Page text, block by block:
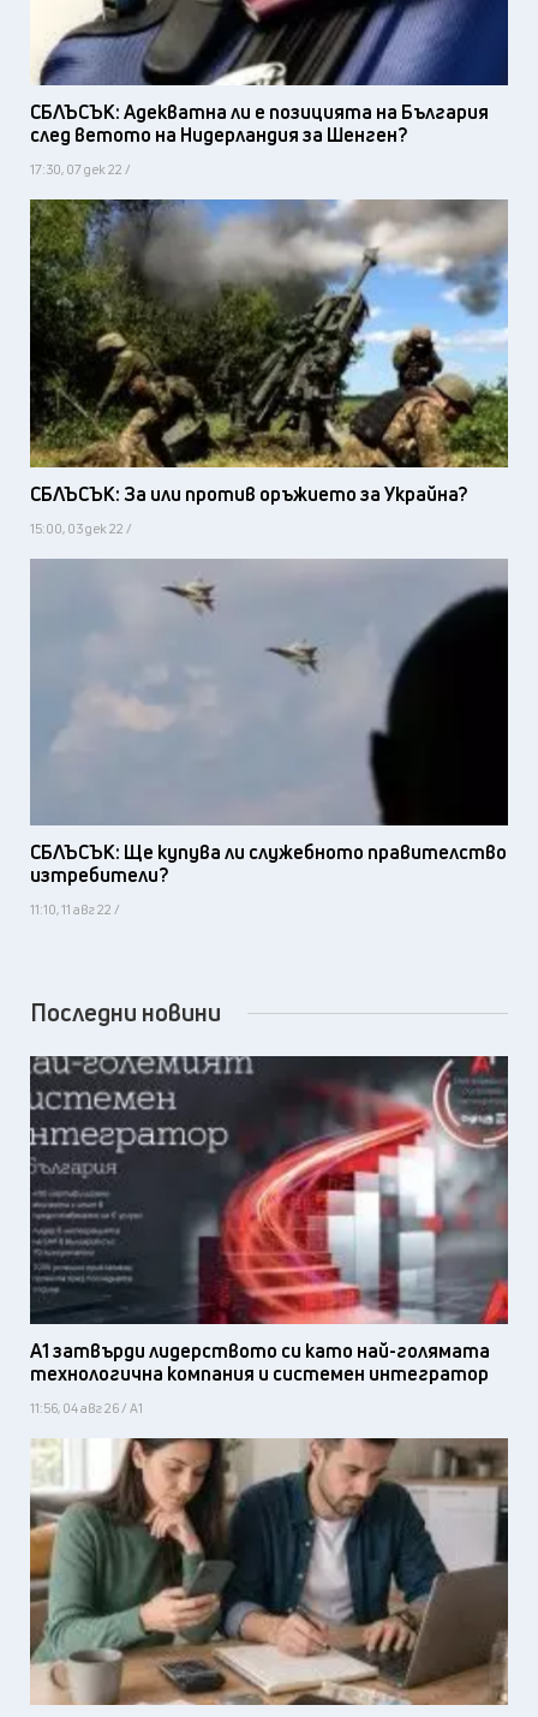
СБЛЪСЪК: Адекватна ли е позицията на България
след ветото на Нидерландия за Шенген?
17:30, 07 дек 22 /
СБЛЪСЪК: За или против оръжието за Украйна?
15:00, 03 дек 22 /
СБЛЪСЪК: Ще купува ли служебното правителство
изтребители?
11:10, 11 авг 22 /
Последни новини
А1 затвърди лидерството си като най-голямата
технологична компания и системен интегратор
11:56, 04 авг 26 / А1